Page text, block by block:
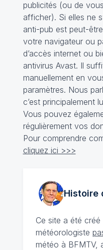
publicités (ou de
afficher). Si elles ne
anti-pub est peut-
votre navigateur ou
d’accès internet ou
antivirus Avast. Il
manuellement en
paramètres. Nous
c’est principalement
Vous pouvez
régulièrement vos
Pour comprendre
cliquez ici >>>
Histoire
Ce site a été créé
météorologiste
météo à BFMTV,